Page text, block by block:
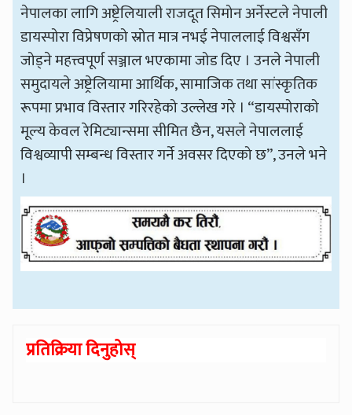
नेपालका लागि अष्ट्रेलियाली राजदूत सिमोन अर्नेस्टले नेपाली
डायस्पोरा विप्रेषणको स्रोत मात्र नभई नेपाललाई विश्वसँग
जोड्ने महत्त्वपूर्ण सञ्जाल भएकामा जोड दिए । उनले नेपाली
समुदायले अष्ट्रेलियामा आर्थिक, सामाजिक तथा सांस्कृतिक
रूपमा प्रभाव विस्तार गरिरहेको उल्लेख गरे । “डायस्पोराको
मूल्य केवल रेमिट्यान्समा सीमित छैन, यसले नेपाललाई
विश्वव्यापी सम्बन्ध विस्तार गर्ने अवसर दिएको छ”, उनले भने
।
प्रतिक्रिया दिनुहोस्